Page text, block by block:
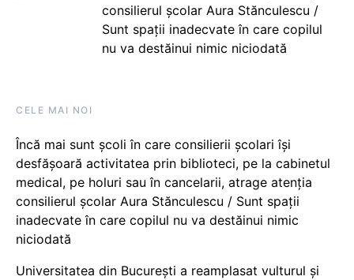
consilierul școlar Aura Stănculescu /
Sunt spații inadecvate în care copilul
nu va destăinui nimic niciodată
CELE MAI NOI
Încă mai sunt școli în care consilierii școlari își
desfășoară activitatea prin biblioteci, pe la cabinetul
medical, pe holuri sau în cancelarii, atrage atenția
consilierul școlar Aura Stănculescu / Sunt spații
inadecvate în care copilul nu va destăinui nimic
niciodată
Universitatea din București a reamplasat vulturul și